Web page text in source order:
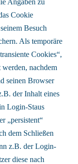
Angaben zu
Cookie
Besuch
Als temporäre
Cookies“,
nachdem
seinen Browser
der Inhalt eines
Login-Staus
„persistent“
dem Schließen
z.B. der Login-
diese nach